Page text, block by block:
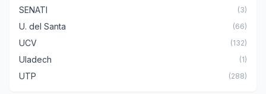
SENATI (3)
U. del Santa (66)
UCV (132)
Uladech (1)
UTP (288)